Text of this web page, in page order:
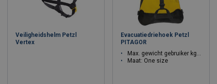
Veiligheidshelm Petzl
Vertex
Evacuatiedriehoek Petzl
PITAGOR
Max. gewicht gebruiker kg: 150
Maat: One size